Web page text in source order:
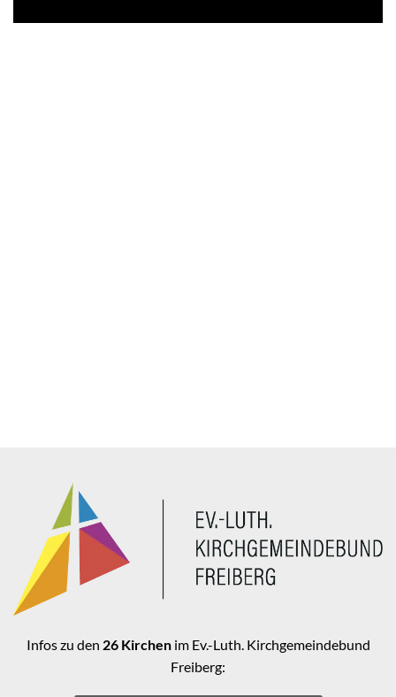
Infos zu den 26 Kirchenim Ev.-Luth. Kirchgemeindebund
Freiberg: